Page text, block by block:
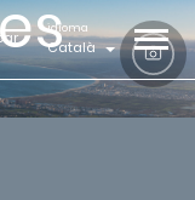
idioma
Català